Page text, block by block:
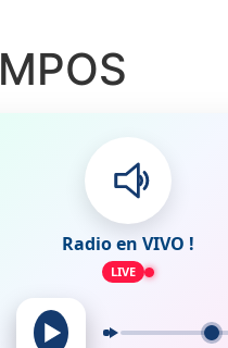
Radio en VIVO !
LIVE